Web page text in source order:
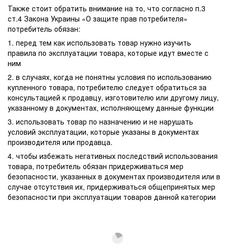
Также стоит обратить внимание на то, что согласно п.3
ст.4 Закона Украины «О защите прав потребителя»
потребитель обязан:
1. перед тем как использовать товар нужно изучить
правила по эксплуатации товара, которые идут вместе с
ним
2. в случаях, когда не понятны условия по использованию
купленного товара, потребителю следует обратиться за
консультацией к продавцу, изготовителю или другому лицу,
указанному в документах, исполняющему данные функции
3. использовать товар по назначению и не нарушать
условий эксплуатации, которые указаны в документах
производителя или продавца.
4. чтобы избежать негативных последствий использования
товара, потребитель обязан придерживаться мер
безопасности, указанных в документах производителя или в
случае отсутствия их, придерживаться общепринятых мер
безопасности при эксплуатации товаров данной категории